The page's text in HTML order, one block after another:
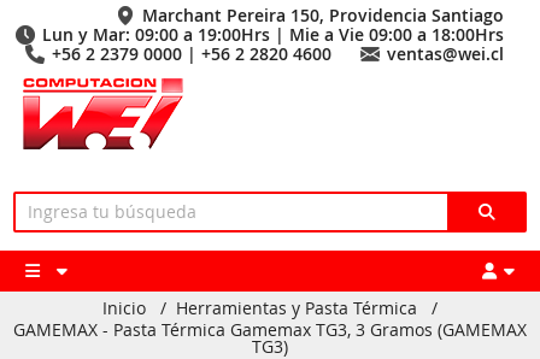
Marchant Pereira 150, Providencia Santiago
Lun y Mar: 09:00 a 19:00Hrs | Mie a Vie 09:00 a 18:00Hrs
+56 2 2379 0000 | +56 2 2820 4600
ventas@wei.cl
Inicio / Herramientas y Pasta Térmica
/
GAMEMAX - Pasta Térmica Gamemax TG3, 3 Gramos (GAMEMAX
TG3)